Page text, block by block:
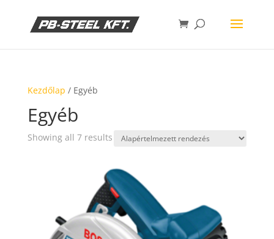
Kezdőlap / Egyéb
Egyéb
Showing all 7 results